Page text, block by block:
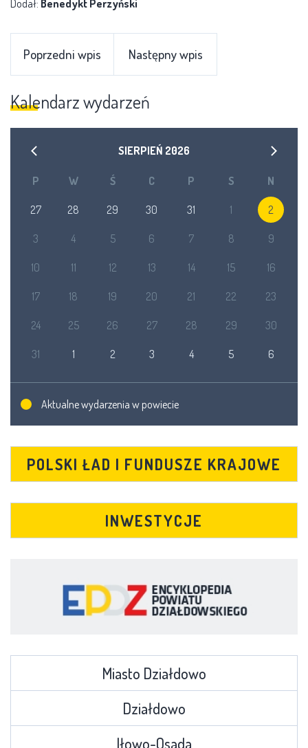
Dodał: Benedykt Perzyński
Poprzedni wpis Następny wpis
Kalendarz wydarzeń
SIERPIEŃ 2026
P W Ś C P S N
27 28 29 30 31 1 2
3 4 5 6 7 8 9
10 11 12 13 14 15 16
17 18 19 20 21 22 23
24 25 26 27 28 29 30
31 1 2 3 4 5 6
Aktualne wydarzenia w powiecie
POLSKI ŁAD I FUNDUSZE KRAJOWE
INWESTYCJE
Miasto Działdowo
Działdowo
Iłowo-Osada